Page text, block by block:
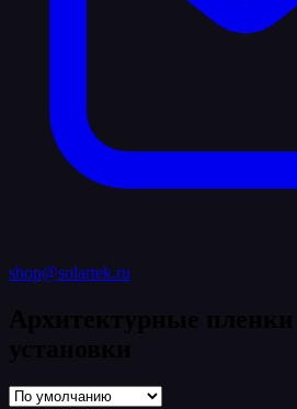
shop@solartek.ru